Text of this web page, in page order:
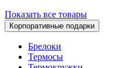
Показать все товары
Корпоративные подарки
Брелоки
Термосы